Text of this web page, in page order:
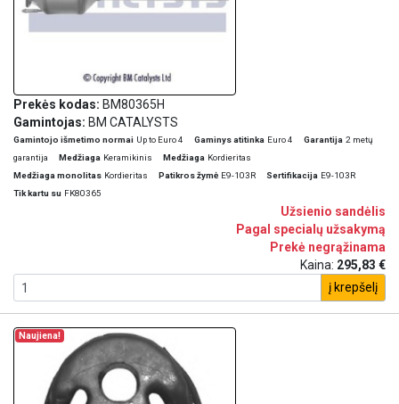
Prekės kodas: BM80365H
Gamintojas: BM CATALYSTS
Gamintojo išmetimo normai Up to Euro 4 Gaminys atitinka Euro 4 Garantija 2 metų
garantija
Medžiaga Keramikinis Medžiaga Kordieritas
Medžiaga monolitas Kordieritas Patikros žymė E9-103R Sertifikacija E9-103R
Tik kartu su FK80365
Užsienio sandėlis
Pagal specialų užsakymą
Prekė negrąžinama
Kaina: 295,83 €
į krepšelį
Naujiena!